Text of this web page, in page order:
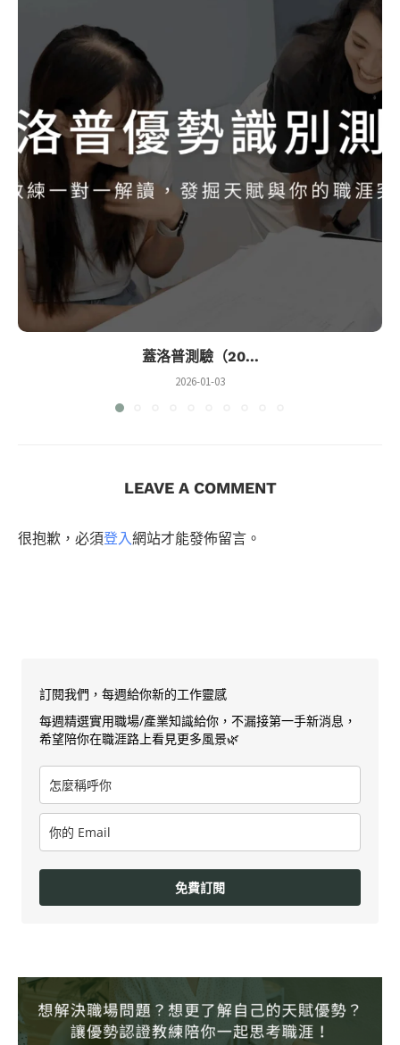
蓋洛普測驗（20...
2026-01-03
LEAVE A COMMENT
很抱歉，必須登入網站才能發佈留言。
訂閱我們，每週給你新的工作靈感
每週精選實用職場/產業知識給你，不漏接第一手新消息，
希望陪你在職涯路上看見更多風景🌿
免費訂閱